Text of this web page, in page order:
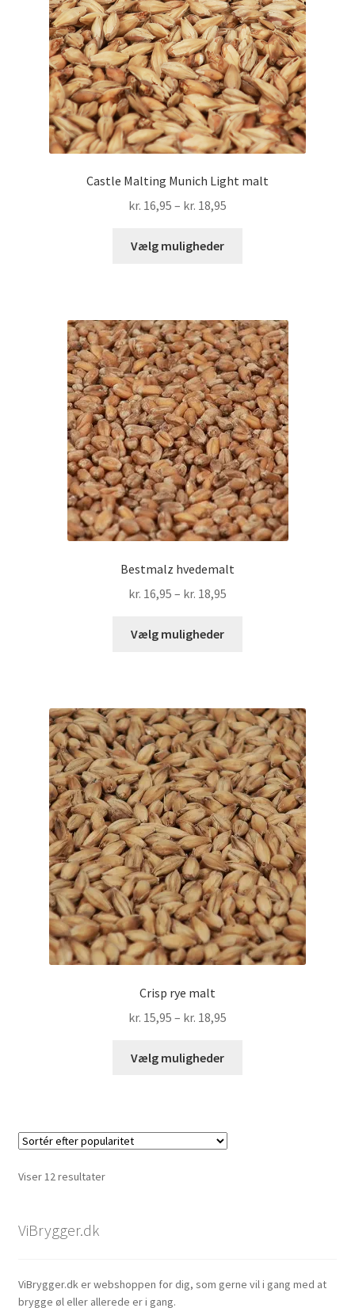
Castle Malting Munich Light malt
kr. 16,95 – kr. 18,95
Vælg muligheder
varianter.
Mulighederne
kan
vælges
på
varesiden
Bestmalz hvedemalt
kr. 16,95 – kr. 18,95
Vælg muligheder
Mulighederne
kan
vælges
på
varesiden
Crisp rye malt
kr. 15,95 – kr. 18,95
Vælg muligheder
Viser 12 resultaterSorteret
ViBrygger.dk
ViBrygger.dk er webshoppen for dig, som gerne vil i gang med at
brygge øl eller allerede er i gang.